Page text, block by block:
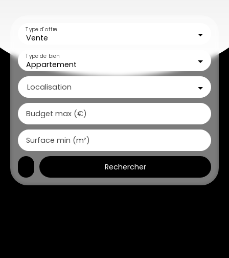
Vente
Type d'offre
Appartement
Type de bien
Localisation
Budget max (€)
Surface min (m²)
Rechercher